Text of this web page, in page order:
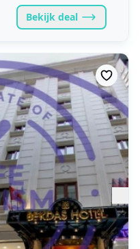
Bekijk deal